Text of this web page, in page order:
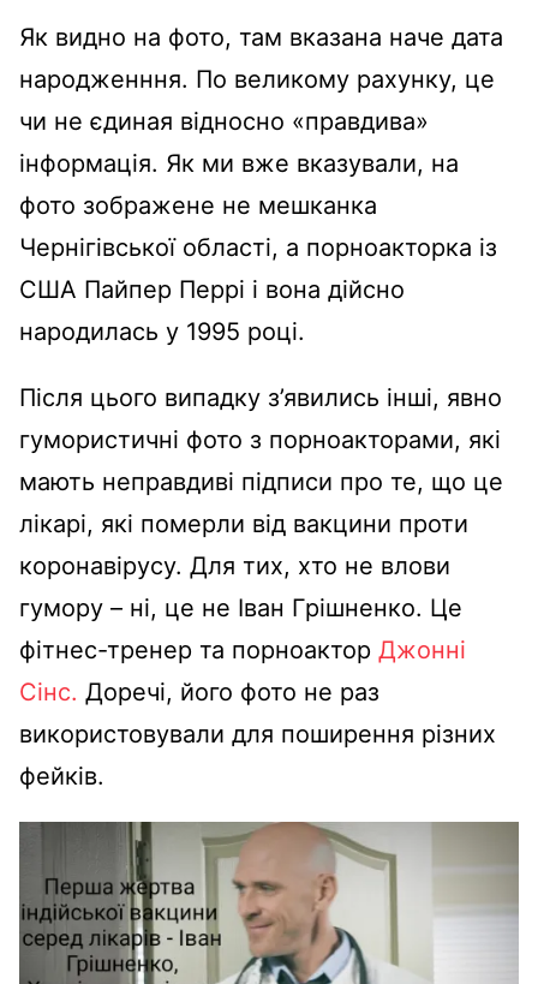
Як видно на фото, там вказана наче дата
народженння. По великому рахунку, це
чи не єдиная відносно «правдива»
інформація. Як ми вже вказували, на
фото зображене не мешканка
Чернігівської області, а порноакторка із
США Пайпер Перрі і вона дійсно
народилась у 1995 році.
Після цього випадку з’явились інші, явно
гумористичні фото з порноакторами, які
мають неправдиві підписи про те, що це
лікарі, які померли від вакцини проти
коронавірусу. Для тих, хто не влови
гумору – ні, це не Іван Грішненко. Це
фітнес-тренер та порноактор Джонні
Сінс. Доречі, його фото не раз
використовували для поширення різних
фейків.